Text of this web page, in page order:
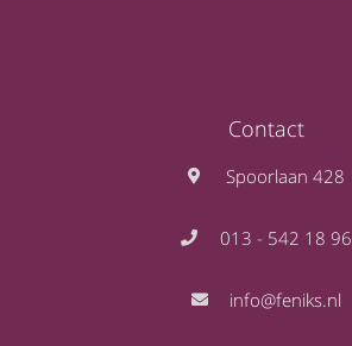
Contact
Spoorlaan 428
013 - 542 18 96
info@feniks.nl